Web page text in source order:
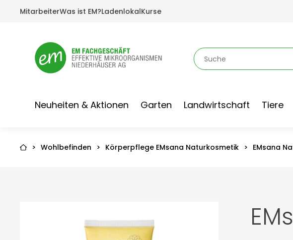
Neuheiten & Aktionen Garten Landwirtschaft Tiere
MitarbeiterWas ist EM?LadenlokalKurse
> Wohlbefinden > Körperpflege EMsana Naturkosmetik > EMsana